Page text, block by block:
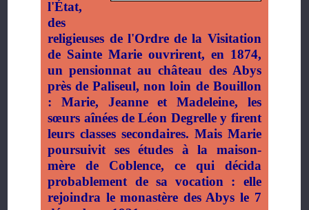
l'État,
des
religieuses de l'Ordre de la Visitation
de Sainte Marie ouvrirent, en 1874,
un pensionnat au château des Abys
près de Paliseul, non loin de Bouillon
: Marie, Jeanne et Madeleine, les
sœurs aînées de Léon Degrelle y firent
leurs classes secondaires. Mais Marie
poursuivit ses études à la maison-
mère de Coblence, ce qui décida
probablement de sa vocation : elle
rejoindra le monastère des Abys le 7